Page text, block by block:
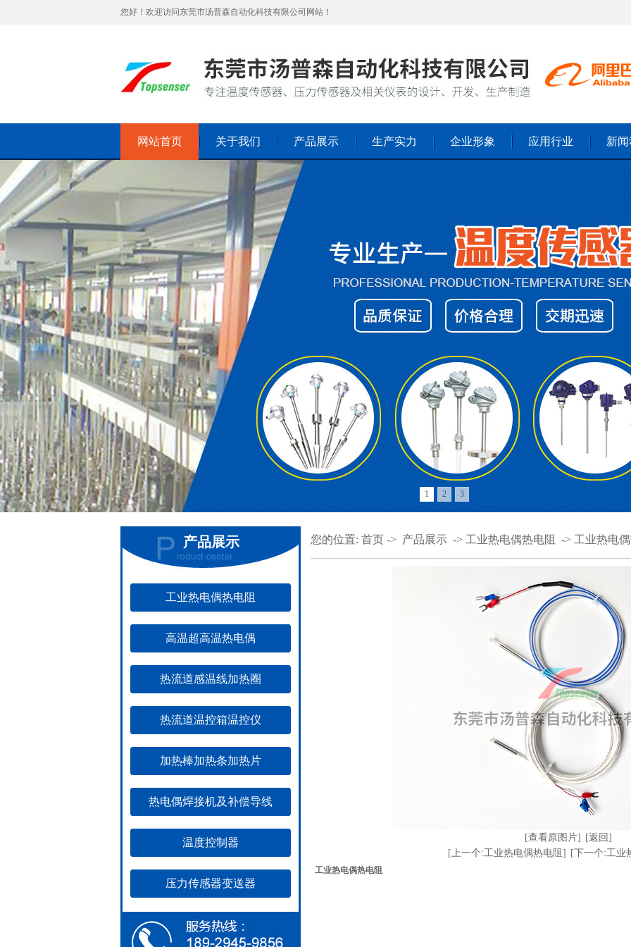
您好！欢迎访问东莞市汤普森自动化科技有限公司网站！
网站首页 关于我们 产品展示 生产实力 企业形象 应用行业 新
1 2 3
产品展示
工业热电偶热电阻
高温超高温热电偶
热流道感温线加热圈
热流道温控箱温控仪
加热棒加热条加热片
热电偶焊接机及补偿导线
温度控制器
压力传感器变送器
您的位置: 首页 -> 产品展示 -> 工业热电偶热电阻 -> 工业热电
[查看原图片]
[返回]
[上一个:工业热电偶热电阻]
[下一个:工业
工业热电偶热电阻